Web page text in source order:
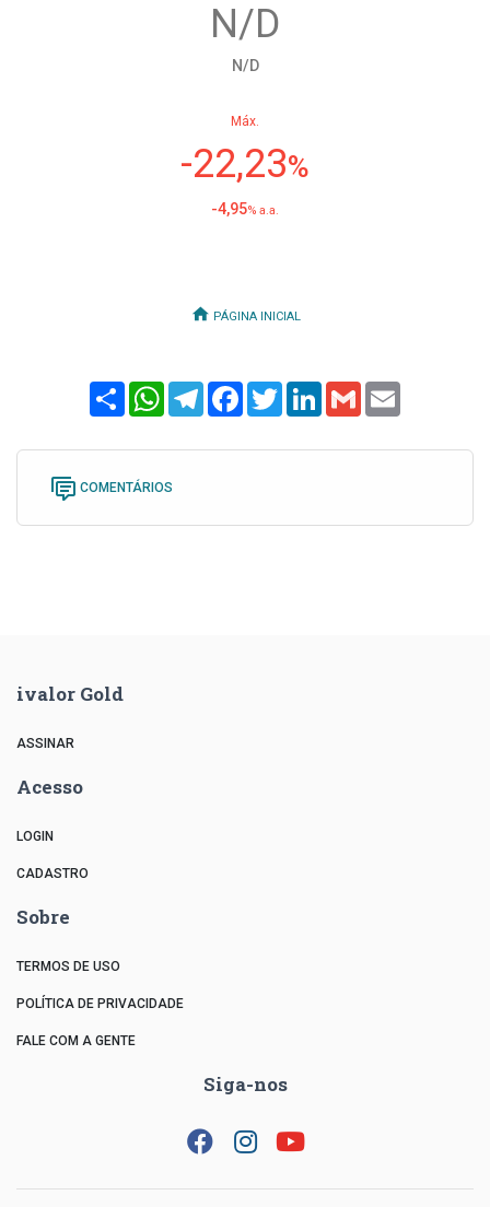
N/D
N/D
Máx.
-22,23%
-4,95% a.a.
PÁGINA INICIAL
ShareWhatsAppTelegramFacebook
TwitterLinkedInGmail
COMENTÁRIOS
ivalor Gold
ASSINAR
Acesso
LOGIN
CADASTRO
Sobre
TERMOS DE USO
POLÍTICA DE PRIVACIDADE
FALE COM A GENTE
Siga-nos